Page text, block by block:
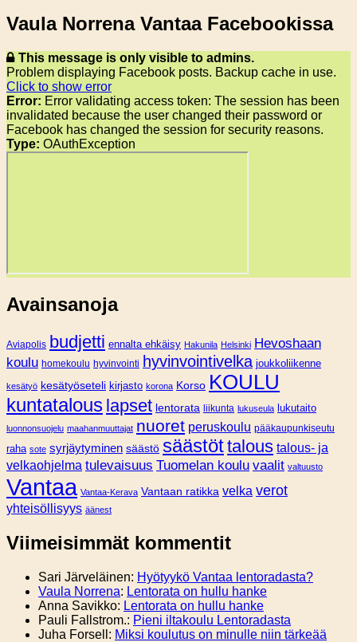
Vaula Norrena Vantaa Facebookissa
This message is only visible to admins.
Problem displaying Facebook posts. Backup cache in use.
Click to show error
Error: Error validating access token: The session has been
invalidated because the user changed their password or
Facebook has changed the session for security reasons.
Type: OAuthException
Avainsanoja
Aviapolis budjetti ennalta ehkäisy Hakunila Helsinki Hevoshaan
koulu homekoulu hyvinvointi hyvinvointivelka joukkoliikenne
kesätyö kesätyöseteli kirjasto korona Korso KOULU
kuntatalous lapset lentorata liikunta lukuseula lukutaito
luonnonsuojelu maahanmuuttajat nuoret peruskoulu pääkaupunkiseutu
raha sote syrjäytyminen säästö säästöttalous talous- ja
velkaohjelma tulevaisuus Tuomelan koulu vaalit valtuusto
Vantaa Vantaa-Kerava Vantaan ratikka velka verot
yhteisöllisyys äänest
Viimeisimmät kommentit
Sari Järveläinen: Hyötyykö Vantaa lentoradasta?
Vaula Norrena: Lentorata on hullu hanke
Anna Savikko: Lentorata on hullu hanke
Pauli Fallstrom.: Pieni iltakoulu Lentoradasta
Juha Forsell : Miksi koulutus on minulle niin tärkeää